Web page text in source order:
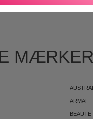
MÆRKER
ARMAF
BEAUTE